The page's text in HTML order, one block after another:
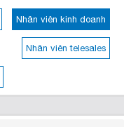
Nhân viên kinh doanh
Nhân viên telesales